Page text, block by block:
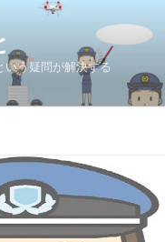
う疑問が解決する